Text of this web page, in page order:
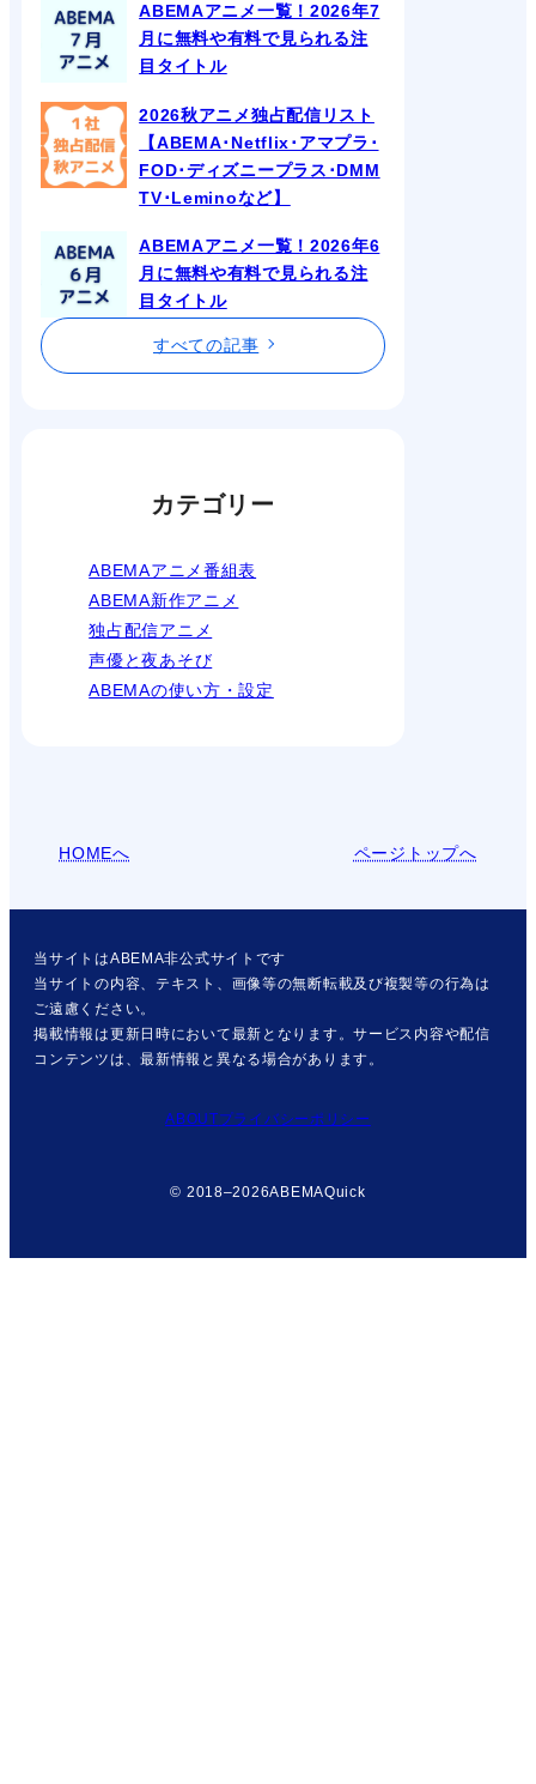
ABEMAアニメ一覧！2026年7
月に無料や有料で見られる注
目タイトル
2026秋アニメ独占配信リスト
【ABEMA･Netflix･アマプラ･
FOD･ディズニープラス･DMM
TV･Leminoなど】
ABEMAアニメ一覧！2026年6
月に無料や有料で見られる注
目タイトル
すべての記事
カテゴリー
ABEMAアニメ番組表
ABEMA新作アニメ
独占配信アニメ
声優と夜あそび
ABEMAの使い方・設定
HOMEへ ページトップへ
当サイトはABEMA非公式サイトです
当サイトの内容、テキスト、画像等の無断転載及び複製等の行為は
ご遠慮ください。
掲載情報は更新日時において最新となります。サービス内容や配信
コンテンツは、最新情報と異なる場合があります。
ABOUTプライバシーポリシー
© 2018–2026ABEMAQuick